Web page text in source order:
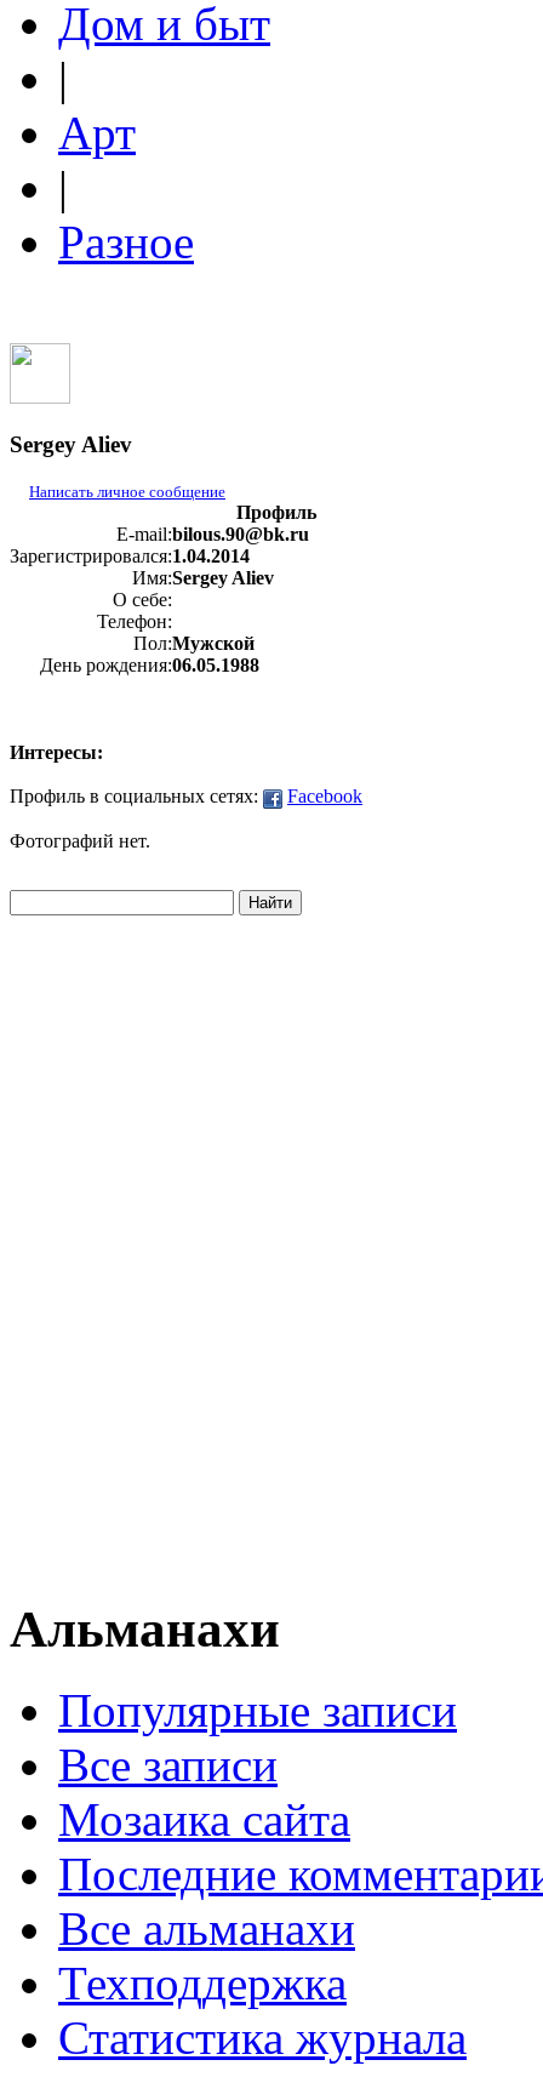
Дом и быт
|
Арт
|
Разное
Sergey Aliev
Написать личное сообщение
Профиль
E-mail:bilous.90@bk.ru
Зарегистрировался:1.04.2014
Имя:Sergey Aliev
О себе:
Телефон:
Пол:Мужской
День рождения:06.05.1988
Интересы:
Профиль в социальных сетях: Facebook
Фотографий нет.
Альманахи
Популярные записи
Все записи
Мозаика сайта
Последние
Все альманахи
Техподдержка
Статистика журнала